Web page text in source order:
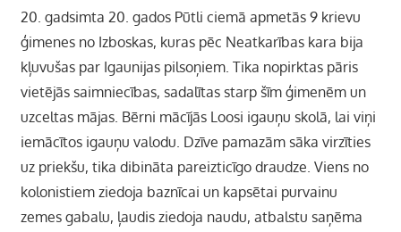
20. gadsimta 20. gados Pūtli ciemā apmetās 9 krievu
ģimenes no Izboskas, kuras pēc Neatkarības kara bija
kļuvušas par Igaunijas pilsoņiem. Tika nopirktas pāris
vietējās saimniecības, sadalītas starp šīm ģimenēm un
uzceltas mājas. Bērni mācījās Loosi igauņu skolā, lai viņi
iemācītos igauņu valodu. Dzīve pamazām sāka virzīties
uz priekšu, tika dibināta pareizticīgo draudze. Viens no
kolonistiem ziedoja baznīcai un kapsētai purvainu
zemes gabalu, ļaudis ziedoja naudu, atbalstu saņēma